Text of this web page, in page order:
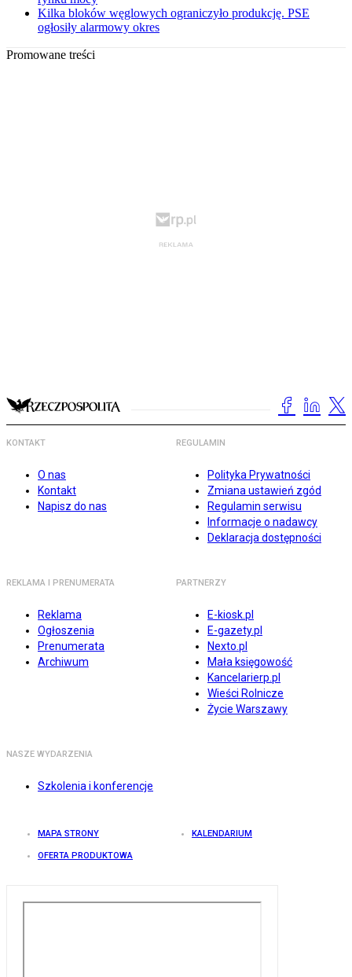
Kilka bloków węglowych ograniczyło produkcję. PSE
ogłosiły alarmowy okres
Promowane treści
KONTAKT
O nas
Kontakt
Napisz do nas
REGULAMIN
Polityka Prywatności
Zmiana ustawień zgód
Regulamin serwisu
Informacje o nadawcy
Deklaracja dostępności
REKLAMA I PRENUMERATA
Reklama
Ogłoszenia
Prenumerata
Archiwum
PARTNERZY
E-kiosk.pl
E-gazety.pl
Nexto.pl
Mała księgowość
Kancelarierp.pl
Wieści Rolnicze
Życie Warszawy
NASZE WYDARZENIA
Szkolenia i konferencje
MAPA STRONY KALENDARIUM
OFERTA PRODUKTOWA